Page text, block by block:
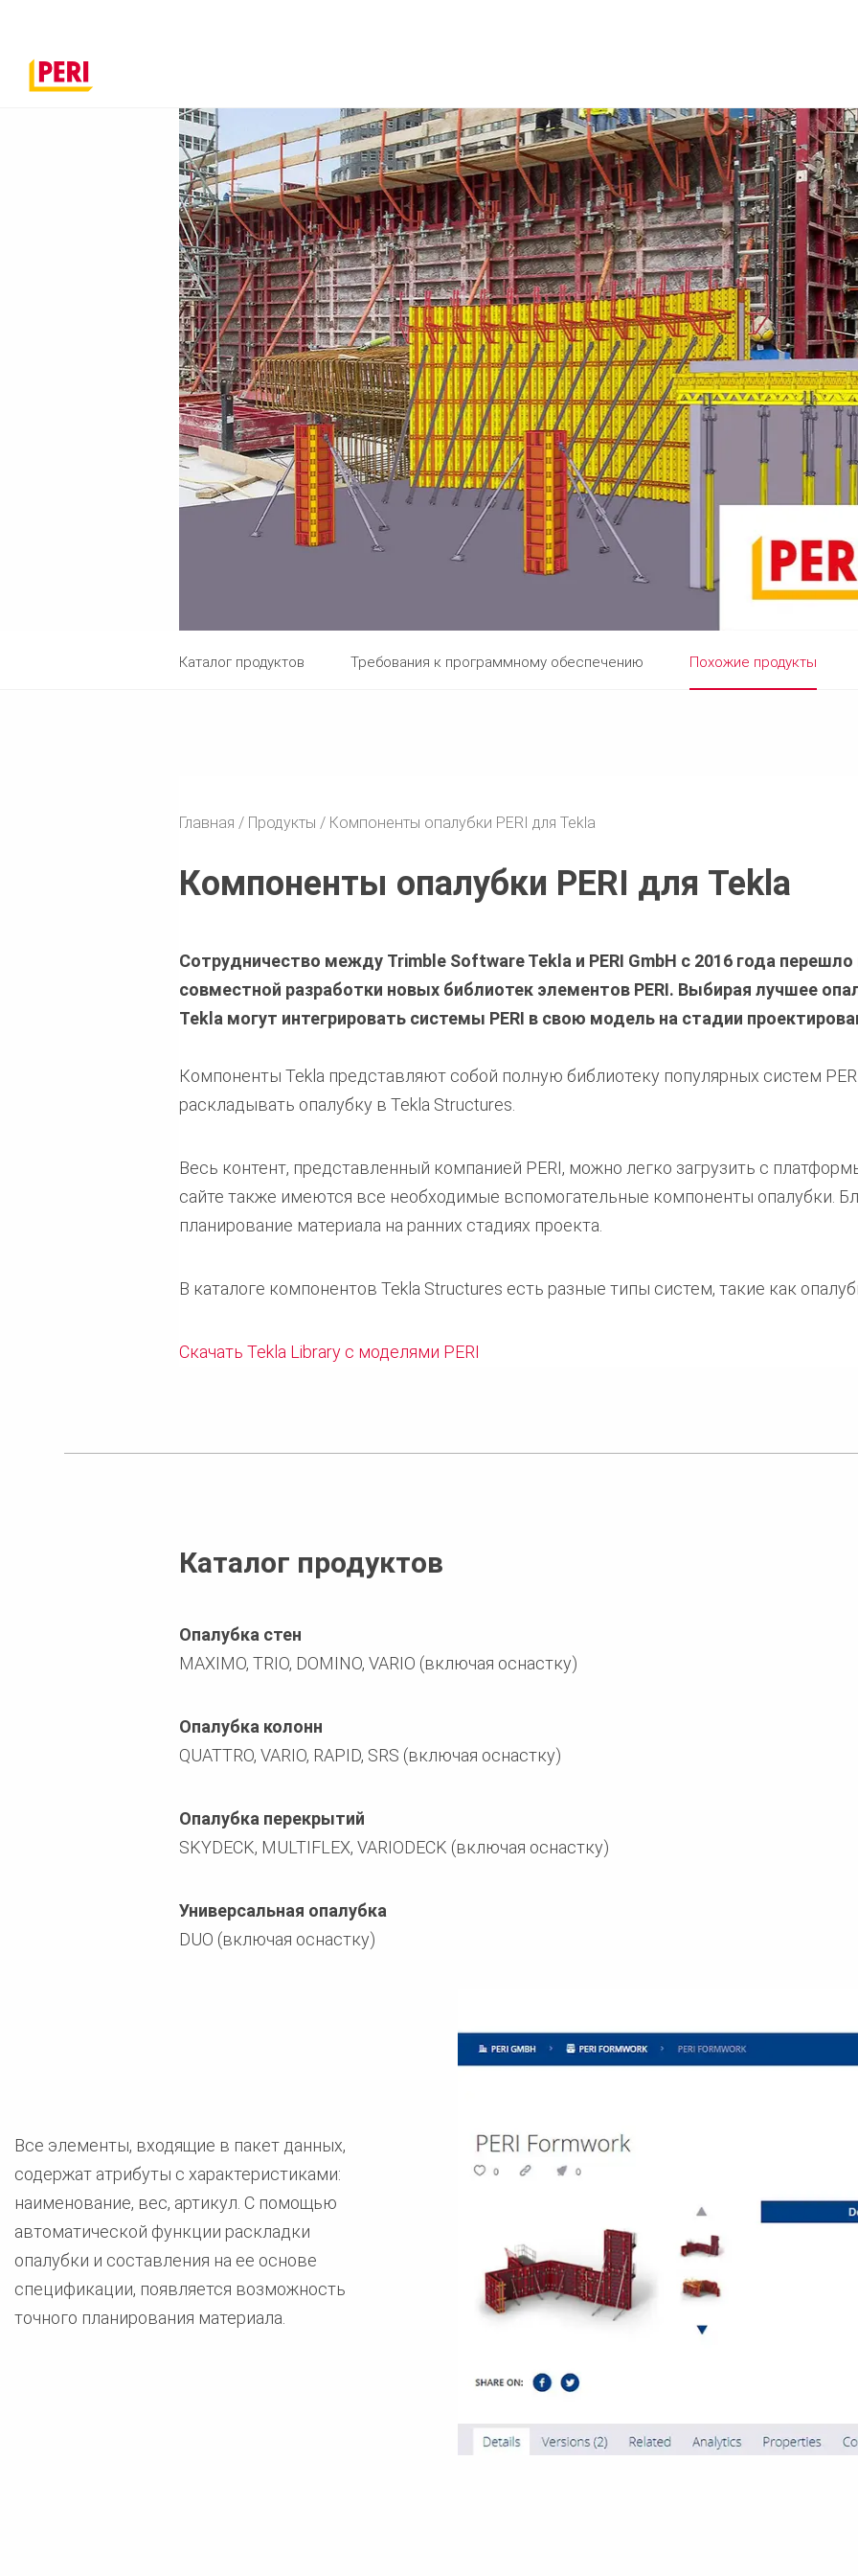
Каталог продуктов Требования к программному обеспечению Похожие продукты
Главная Продукты Компоненты опалубки PERI для Tekla
Компоненты опалубки PERI для Tekla
Сотрудничество между Trimble Software Tekla и PERI GmbH с 2016 года перешло
совместной разработки новых библиотек элементов PERI. Выбирая лучшее
Tekla могут интегрировать системы PERI в свою модель на стадии
Компоненты Tekla представляют собой полную библиотеку популярных систем
раскладывать опалубку в Tekla Structures.
Весь контент, представленный компанией PERI, можно легко загрузить с
сайте также имеются все необходимые вспомогательные компоненты опалубки.
планирование материала на ранних стадиях проекта.
В каталоге компонентов Tekla Structures есть разные типы систем, такие как
Скачать Tekla Library с моделями PERI
Каталог продуктов
Опалубка стен
MAXIMO, TRIO, DOMINO, VARIO (включая оснастку)
Опалубка колонн
QUATTRO, VARIO, RAPID, SRS (включая оснастку)
Опалубка перекрытий
SKYDECK, MULTIFLEX, VARIODECK (включая оснастку)
Универсальная опалубка
DUO (включая оснастку)
Все элементы, входящие в пакет данных,
содержат атрибуты с характеристиками:
наименование, вес, артикул. С помощью
автоматической функции раскладки
опалубки и составления на ее основе
спецификации, появляется возможность
точного планирования материала.